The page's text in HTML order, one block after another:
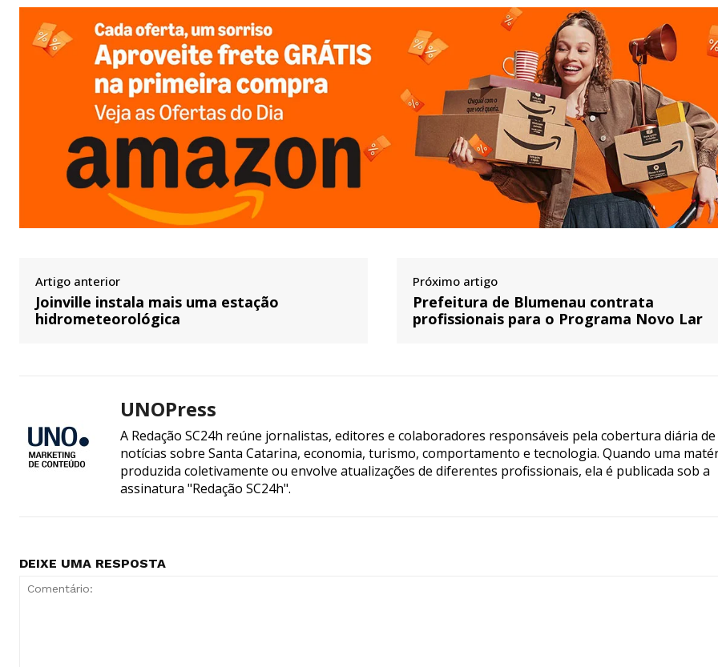
Artigo anterior
Joinville instala mais uma estação
hidrometeorológica
Próximo artigo
Prefeitura de Blumenau contrata
profissionais para o Programa Novo Lar
UNOPress
A Redação SC24h reúne jornalistas, editores e colaboradores responsáveis pela cobertura diária de
notícias sobre Santa Catarina, economia, turismo, comportamento e tecnologia. Quando uma
produzida coletivamente ou envolve atualizações de diferentes profissionais, ela é publicada sob a
assinatura "Redação SC24h".
DEIXE UMA RESPOSTA